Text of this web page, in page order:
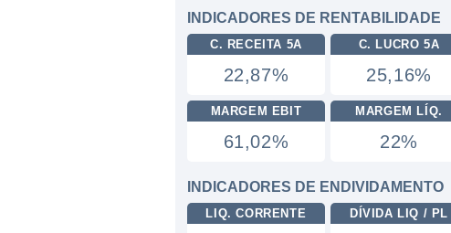
INDICADORES DE RENTABILIDADE
C. RECEITA 5A
22,87%
C. LUCRO 5A
25,16%
MARGEM EBIT
61,02%
MARGEM LÍQ.
22%
INDICADORES DE ENDIVIDAMENTO
LIQ. CORRENTE DÍVIDA LIQ / PL